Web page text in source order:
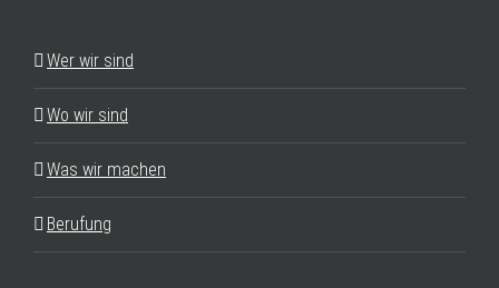
Wer wir sind
Wo wir sind
Was wir machen
Berufung